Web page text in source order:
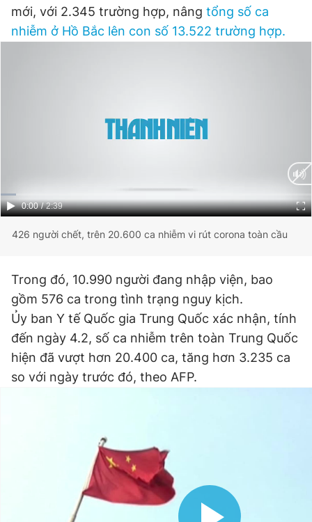
Đọc Thanh Niên trên điện thoại
Đặt báo Quảng cáo RSS Tòa soạn Chính sách bảo
Tổng biên tập: Nguyễn Ngọc Toàn
Tổng thư ký tòa soạn: Đức Trung
Giấy phép xuất bản số 110/GP - BTTTT cấp ngày 24.3.2020
© 2003-2026 Bản quyền thuộc về Báo Thanh Niên. Cấm sao
chép dưới mọi hình thức nếu không có sự chấp thuận bằng văn
bản. Phát triển bởi ePi Technologies, JSC.
mới, với 2.345 trường hợp, nâng tổng số ca
nhiễm ở Hồ Bắc lên con số 13.522 trường hợp.
Current
0:00 / Duration
2:39
426 người chết, trên 20.600 ca nhiễm vi rút corona toàn cầu
Trong đó, 10.990 người đang nhập viện, bao
gồm 576 ca trong tình trạng nguy kịch.
Ủy ban Y tế Quốc gia Trung Quốc xác nhận, tính
đến ngày 4.2, số ca nhiễm trên toàn Trung Quốc
hiện đã vượt hơn 20.400 ca, tăng hơn 3.235 ca
so với ngày trước đó, theo AFP.